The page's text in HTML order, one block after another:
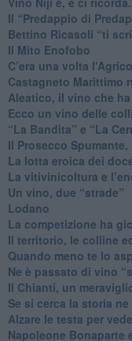
Il “Predappio di
Bettino Ricasoli “ti
Il Mito Enofobo
​C’era una volta
​Castagneto Marittimo
Aleatico, il vino che
Ecco un vino delle
“La Bandita” e “La
​Il Prosecco Spumante,
​La lotta eroica dei
​La vitivinicoltura e
​Un vino, due “strade”
Lodano
​La competizione ha
Il territorio, le colline
Quando meno te lo
​Ne è passato di vino
​Il Chianti, un
​Se si cerca la storia
Alzare le testa per
​Napoleone Bonaparte